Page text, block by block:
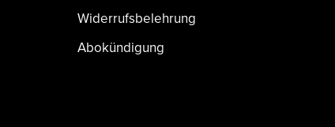
Widerrufsbelehrung
Abokündigung